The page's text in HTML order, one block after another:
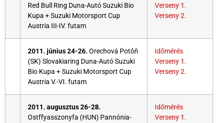
Red Bull Ring Duna-Autó Suzuki Bio
Kupa + Suzuki Motorsport Cup
Austria III-IV. futam
Verseny 1.
Verseny 2.
2011. június 24-26. Orechová Potôň
(SK) Slovakiaring Duna-Autó Suzuki
Bio Kupa + Suzuki Motorsport Cup
Austria V.-VI. futam
Időmérés
Verseny 1.
Verseny 2.
2011. augusztus 26-28.
Ostffyasszonyfa (HUN) Pannónia-
Időmérés
Verseny 1.